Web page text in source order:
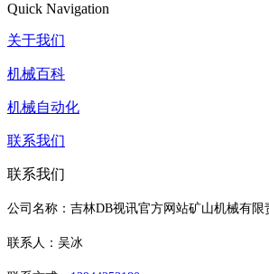
Quick Navigation
关于我们
机械百科
机械自动化
联系我们
联系我们
公司名称：吉林DB视讯官方网站矿山机械有限
联系人：吴冰